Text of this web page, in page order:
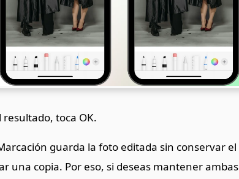
toca OK.
guarda la foto editada sin conservar el
una copia. Por eso, si deseas mantener ambas